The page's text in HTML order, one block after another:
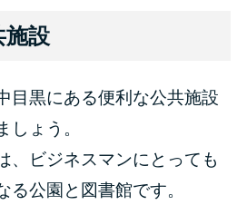
施設
目黒にある便利な公共施設
しょう。
、ビジネスマンにとっても
る公園と図書館です。